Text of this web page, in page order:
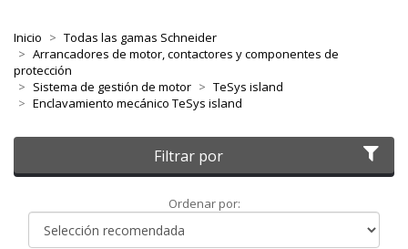
Inicio
Todas las gamas Schneider
Arrancadores de motor, contactores y componentes de
protección
Sistema de gestión de motor
TeSys island
Enclavamiento mecánico TeSys island
Filtrar por
Ordenar por:Ordenar